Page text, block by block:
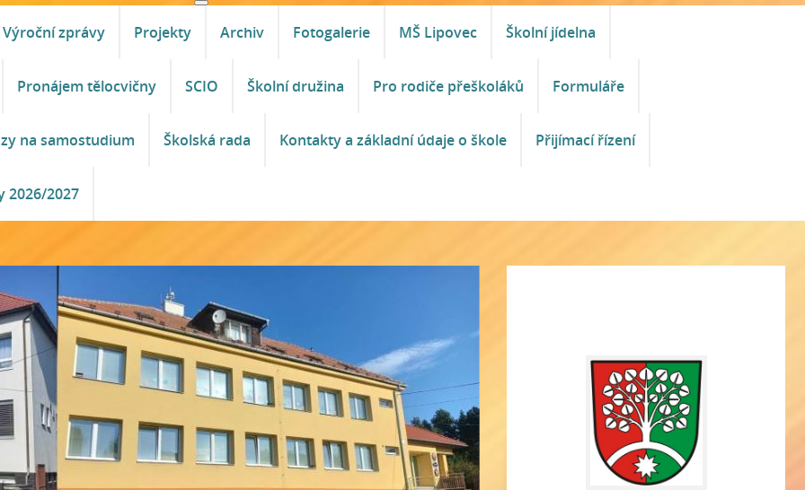
Výroční zprávy Projekty Archiv Fotogalerie MŠ Lipovec Školní jídelna
Pronájem tělocvičny SCIO Školní družina Pro rodiče přeškoláků Formuláře
na samostudium Školská rada Kontakty a základní údaje o škole Přijímací řízení
2026/2027